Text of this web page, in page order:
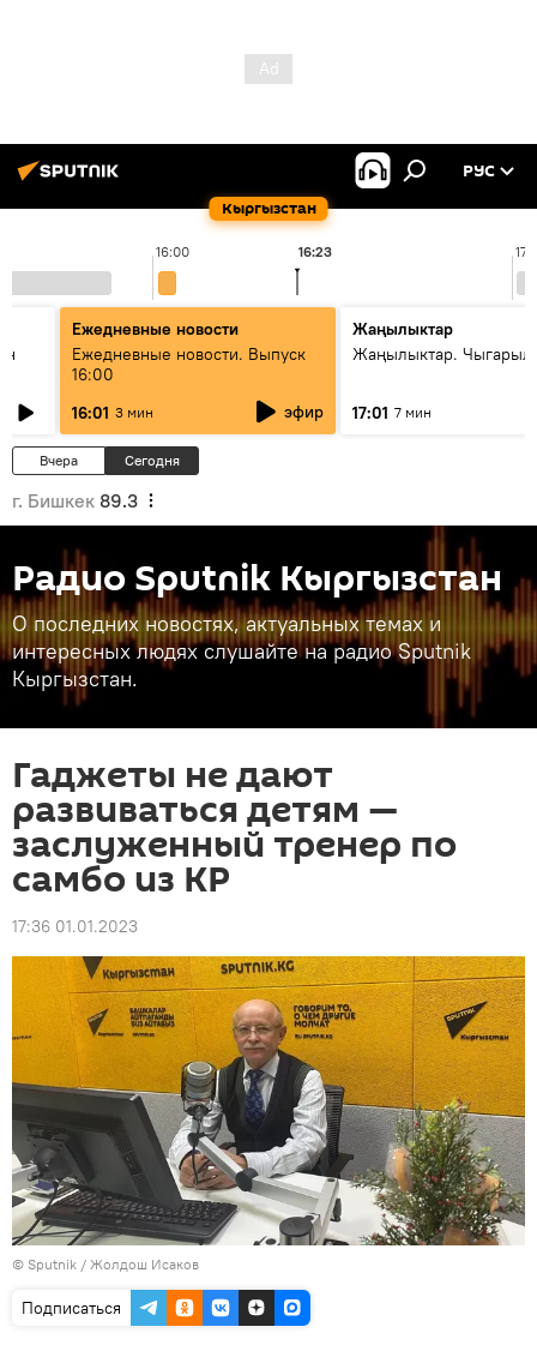
Кыргызстан
РУС
16:00 16:23
Ежедневные новости
Ежедневные новости. Выпуск
16:00
16:01 3 мин эфир
Жаңылыктар
Жаңылыктар.
17:01 7 мин
Вчера Сегодня
г. Бишкек 89.3
Радио Sputnik Кыргызстан
О последних новостях, актуальных темах и
интересных людях слушайте на радио Sputnik
Кыргызстан.
Гаджеты не дают
развиваться детям —
заслуженный тренер по
самбо из КР
17:36 01.01.2023
© Sputnik / Жолдош Исаков
Подписаться